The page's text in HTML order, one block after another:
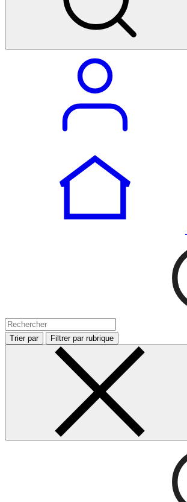
Trier par Filtrer par rubrique